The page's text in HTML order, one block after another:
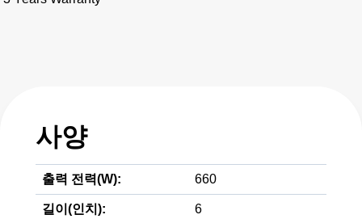
사양
출력 전력(W): 660
길이(인치): 6